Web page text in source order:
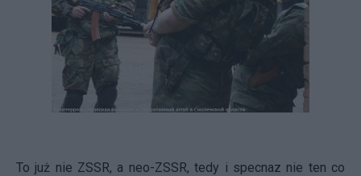
To już nie ZSSR, a neo-ZSSR, tedy i specnaz nie ten co